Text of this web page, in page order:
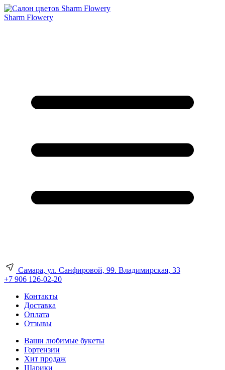
Sharm Flowery
Самара, ул. Санфировой, 99. Владимирская, 33
+7 906 126-02-20
Контакты
Доставка
Оплата
Отзывы
Ваши любимые букеты
Гортензии
Хит продаж
Шарики